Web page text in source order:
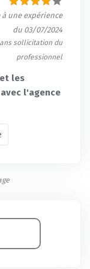
à une expérience
du 03/07/2024
sollicitation du
professionnel
les
l'agence